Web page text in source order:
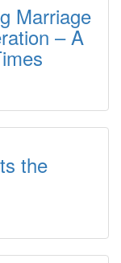
Marriage
– A
the